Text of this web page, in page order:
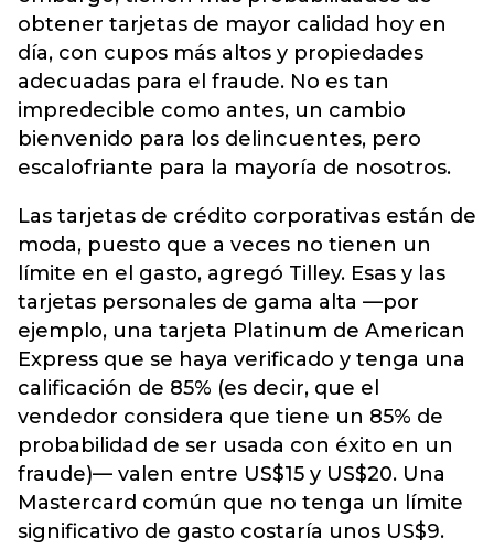
obtener tarjetas de mayor calidad hoy en
día, con cupos más altos y propiedades
adecuadas para el fraude. No es tan
impredecible como antes, un cambio
bienvenido para los delincuentes, pero
escalofriante para la mayoría de nosotros.
Las tarjetas de crédito corporativas están de
moda, puesto que a veces no tienen un
límite en el gasto, agregó Tilley. Esas y las
tarjetas personales de gama alta —por
ejemplo, una tarjeta Platinum de American
Express que se haya verificado y tenga una
calificación de 85% (es decir, que el
vendedor considera que tiene un 85% de
probabilidad de ser usada con éxito en un
fraude)— valen entre US$15 y US$20. Una
Mastercard común que no tenga un límite
significativo de gasto costaría unos US$9.